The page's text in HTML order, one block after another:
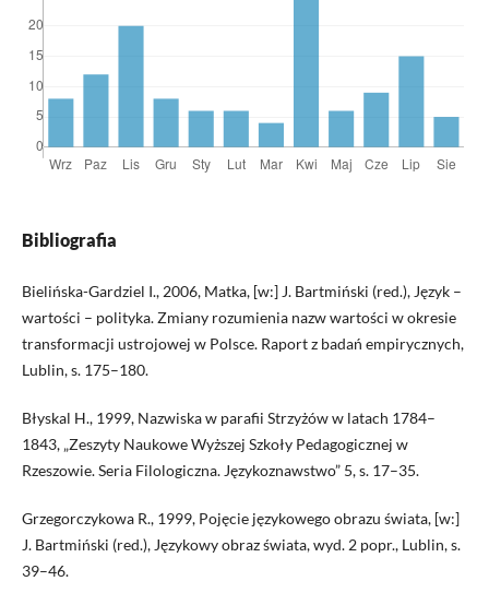
Bibliografia
Bielińska-Gardziel I., 2006, Matka, [w:] J. Bartmiński (red.), Język –
wartości – polityka. Zmiany rozumienia nazw wartości w okresie
transformacji ustrojowej w Polsce. Raport z badań empirycznych,
Lublin, s. 175–180.
Błyskal H., 1999, Nazwiska w parafii Strzyżów w latach 1784–
1843, „Zeszyty Naukowe Wyższej Szkoły Pedagogicznej w
Rzeszowie. Seria Filologiczna. Językoznawstwo” 5, s. 17–35.
Grzegorczykowa R., 1999, Pojęcie językowego obrazu świata, [w:]
J. Bartmiński (red.), Językowy obraz świata, wyd. 2 popr., Lublin, s.
39–46.